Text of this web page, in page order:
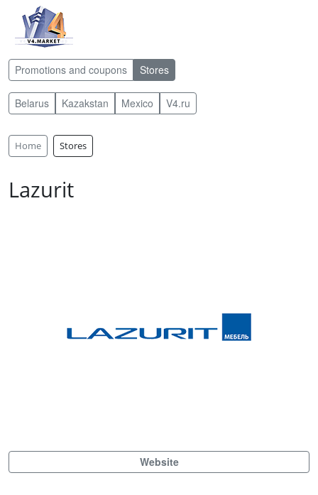
Promotions and coupons Stores
Belarus Kazakstan Mexico V4.ru
Home Stores
Lazurit
Website